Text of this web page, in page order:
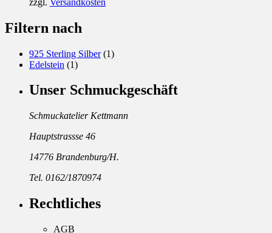
Filtern nach
925 Sterling Silber (1)
Edelstein (1)
Unser Schmuckgeschäft
Schmuckatelier Kettmann
Hauptstrassse 46
14776 Brandenburg/H.
Tel. 0162/1870974
Rechtliches
AGB